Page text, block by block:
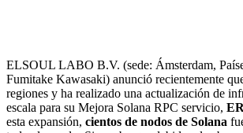
ELSOUL LABO B.V. (sede: Ámsterdam,
Fumitake Kawasaki) anunció recientemente
regiones y ha realizado una actualización de
escala para su Mejora Solana RPC servicio,
esta expansión, cientos de nodos de Solana